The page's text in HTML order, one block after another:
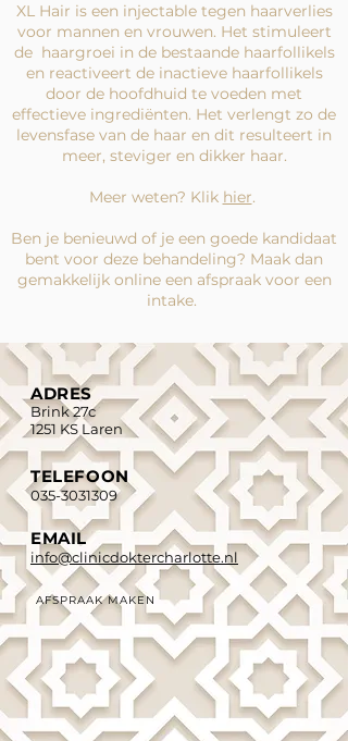
XL Hair is een injectable tegen haarverlies
voor mannen en vrouwen. Het stimuleert
de haargroei in de bestaande haarfollikels
en reactiveert de inactieve haarfollikels
door de hoofdhuid te voeden met
effectieve ingrediënten. Het verlengt zo de
levensfase van de haar en dit resulteert in
meer, steviger en dikker haar.
Meer weten? Klik hier.
Ben je benieuwd of je een goede kandidaat
bent voor deze behandeling? Maak dan
gemakkelijk online een afspraak voor een
intake.
ADRES
Brink 27c
1251 KS Laren
TELEFOON
035-3031309
EMAIL
info@clinicdoktercharlotte.nl
AFSPRAAK MAKEN